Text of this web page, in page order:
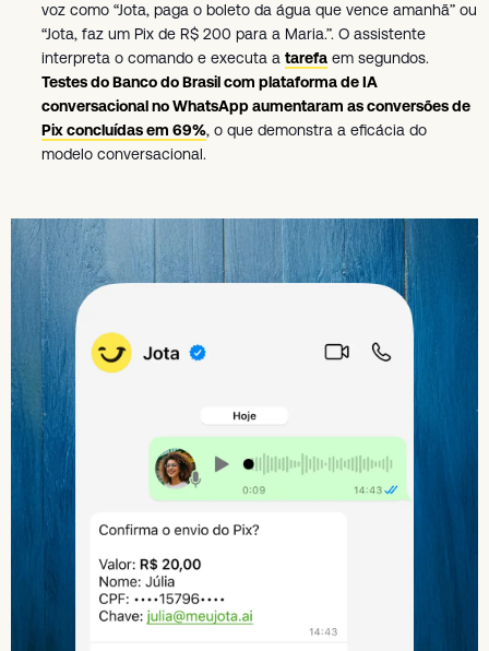
voz como “Jota, paga o boleto da água que vence amanhã” ou
“Jota, faz um Pix de R$ 200 para a Maria.”. O assistente
interpreta o comando e executa a tarefa em segundos.
Testes do Banco do Brasil com plataforma de IA
conversacional no WhatsApp aumentaram as conversões de
Pix concluídas em 69%, o que demonstra a eficácia do
modelo conversacional.